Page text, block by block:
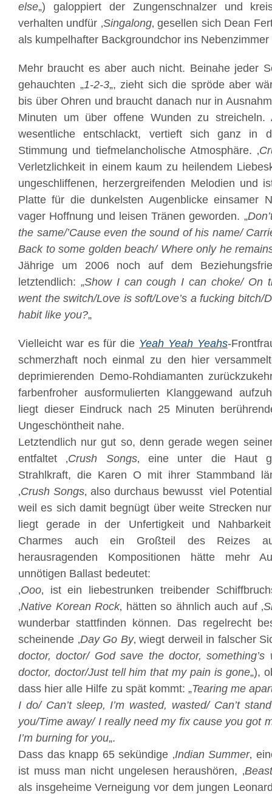
else„) galoppiert der Zungenschnalzer und
verhalten undfür ‚Singalong‚ gesellen sich Dean
als kumpelhafter Backgroundchor ins
Mehr braucht es aber auch nicht. Beinahe jeder
gehauchten „1-2-3„, zieht sich die spröde aber
bis über Ohren und braucht danach nur in
Minuten um über offene Wunden zu
wesentliche entschlackt, vertieft sich ganz in
Stimmung und tiefmelancholische Atmosphäre. ‚
Verletzlichkeit in einem kaum zu heilendem
ungeschliffenen, herzergreifenden Melodien und
Platte für die dunkelsten Augenblicke einsamer
vager Hoffnung und leisen Tränen geworden. „
the same/’Cause even the sound of his name/
Back to some golden beach/ Where only he
Jährige um 2006 noch auf dem
letztendlich: „Show I can cough I can choke/ On
went the switch/Love is soft/Love’s a fucking bitch/
habit like you?„
Vielleicht war es für die Yeah Yeah Yeahs-
schmerzhaft noch einmal zu den hier
deprimierenden Demo-Rohdiamanten
farbenfroher ausformulierten Klanggewand
liegt dieser Eindruck nach 25 Minuten
Ungeschöntheit nahe.
Letztendlich nur gut so, denn gerade wegen
entfaltet ‚Crush Songs‚ eine unter die Haut
Strahlkraft, die Karen O mit ihrer Stammband
‚Crush Songs‚ also durchaus bewusst viel
weil es sich damit begnügt über weite Strecken
liegt gerade in der Unfertigkeit und
Charmes auch ein Großteil des Reizes
herausragenden Kompositionen hätte mehr
unnötigen Ballast bedeutet:
‚Ooo‚ ist ein liebestrunken treibender
‚Native Korean Rock‚ hätten so ähnlich auch auf ‚
wunderbar stattfinden können. Das regelrecht
scheinende ‚Day Go By‚ wiegt derweil in falscher
doctor, doctor/ God save the doctor,
doctor, doctor/Just tell him that my pain is gone„),
dass hier alle Hilfe zu spät kommt: „Tearing me
I do/ Can’t sleep, I’m wasted, wasted/ Can’t
you/Time away/ I really need my fix cause you got
I’m burning for you„.
Dass das knapp 65 sekündige ‚Indian Summer‚
ist muss man nicht ungelesen heraushören, ‚Beast
als insgeheime Verneigung vor dem jungen